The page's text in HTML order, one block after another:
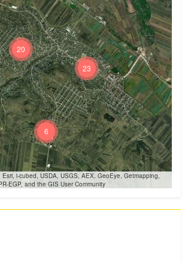
23
20
6
i-cubed, USDA, USGS, AEX, GeoEye, Getmapping,
EGP, and the GIS User Community